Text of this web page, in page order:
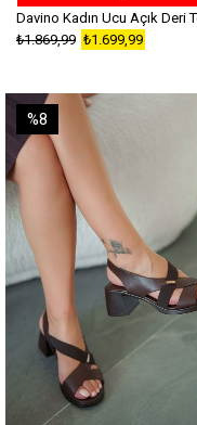
₺1.699,99
₺1.869,99
%8